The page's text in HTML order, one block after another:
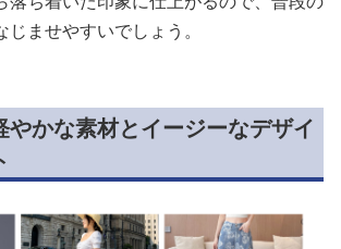
ませやすいでしょう。
やかな素材とイージーなデザイ